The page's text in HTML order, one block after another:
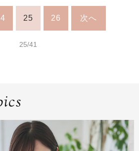
25 26 次へ
25/41